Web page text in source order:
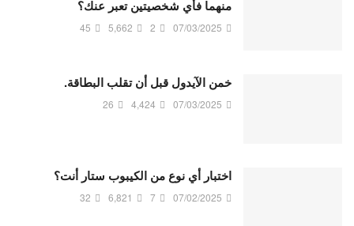
منهما فأي شخصيتين تعبر عنك؟
07/03/2025
2
5,662
45
خمن الآيدول قبل أن تقلب البطاقة.
07/03/2025
4,424
26
اختبار أي نوع من الكيبوب ستار أنت؟
07/02/2025
7
6,821
32